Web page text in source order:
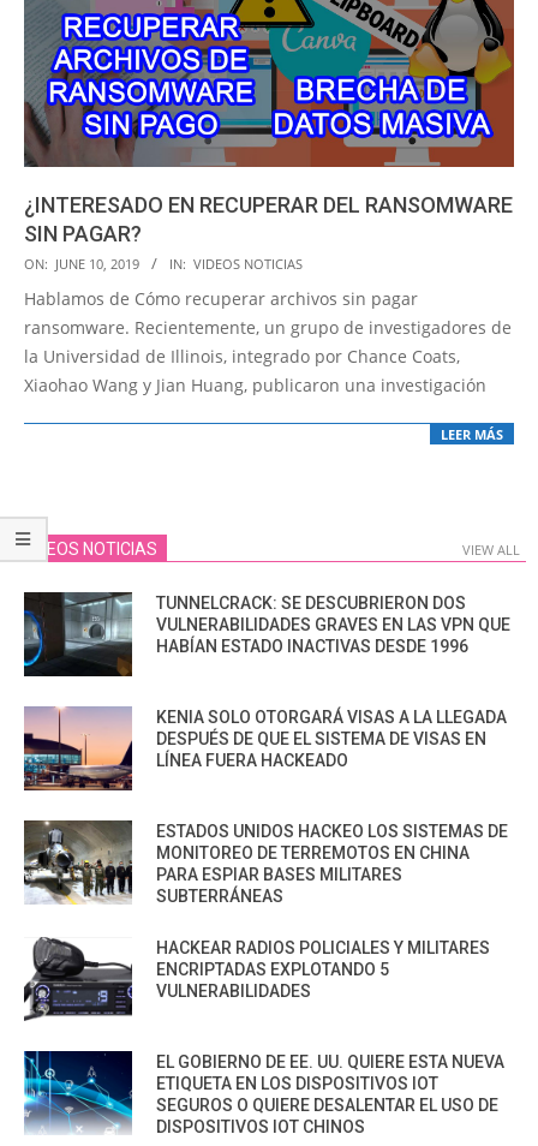
¿INTERESADO EN RECUPERAR DEL RANSOMWARE
SIN PAGAR?
2019-
06-
ON: JUNE 10, 2019 IN: VIDEOS NOTICIAS
Hablamos de Cómo recuperar archivos sin pagar
ransomware. Recientemente, un grupo de investigadores de
la Universidad de Illinois, integrado por Chance Coats,
Xiaohao Wang y Jian Huang, publicaron una investigación
LEER MÁS
VIDEOS NOTICIAS VIEW ALL
TUNNELCRACK: SE DESCUBRIERON DOS
VULNERABILIDADES GRAVES EN LAS VPN QUE
HABÍAN ESTADO INACTIVAS DESDE 1996
KENIA SOLO OTORGARÁ VISAS A LA LLEGADA
DESPUÉS DE QUE EL SISTEMA DE VISAS EN
LÍNEA FUERA HACKEADO
ESTADOS UNIDOS HACKEO LOS SISTEMAS DE
MONITOREO DE TERREMOTOS EN CHINA
PARA ESPIAR BASES MILITARES
SUBTERRÁNEAS
HACKEAR RADIOS POLICIALES Y MILITARES
ENCRIPTADAS EXPLOTANDO 5
VULNERABILIDADES
EL GOBIERNO DE EE. UU. QUIERE ESTA NUEVA
ETIQUETA EN LOS DISPOSITIVOS IOT
SEGUROS O QUIERE DESALENTAR EL USO DE
DISPOSITIVOS IOT CHINOS